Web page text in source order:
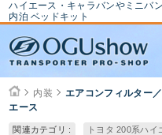
ハイエース・キャラバンやミニバ
内泊 ベッドキット
内装
エアコンフィルター
エース
関連カテゴリ : トヨタ 200系ハイ